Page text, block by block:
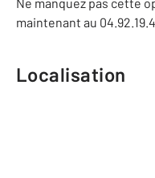
maintenant au
Localisation